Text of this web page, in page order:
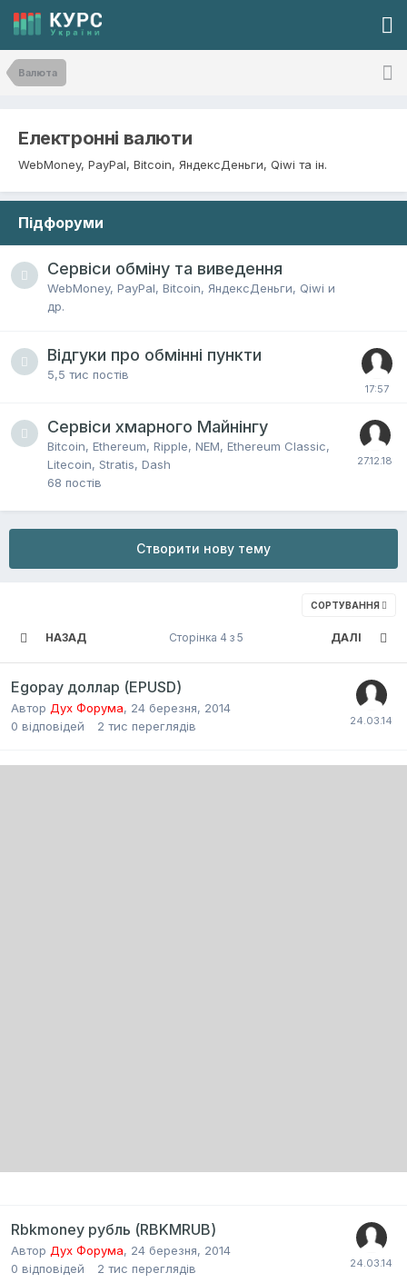
Валюта
Електронні валюти
WebMoney, PayPal, Bitcoin, ЯндексДеньги, Qiwi та ін.
Підфоруми
Сервіси обміну та виведення
WebMoney, PayPal, Bitcoin, ЯндексДеньги, Qiwi и
др.
Відгуки про обмінні пункти
5,5 тис постів
Сервіси хмарного Майнінгу
Bitcoin, Ethereum, Ripple, NEM, Ethereum Classic,
Litecoin, Stratis, Dash
68 постів
Створити нову тему
СОРТУВАННЯ
НАЗАД ДАЛІ
Сторінка 4 з 5
Egopay доллар (EPUSD)
Автор Дух Форума, 24 березня, 2014
0 відповідей 2 тис переглядів
Rbkmoney рубль (RBKMRUB)
Автор Дух Форума, 24 березня, 2014
0 відповідей 2 тис переглядів